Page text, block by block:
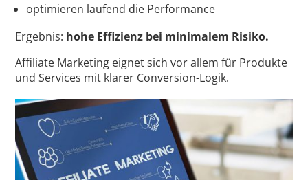
optimieren laufend die Performance
Ergebnis: hohe Effizienz bei minimalem Risiko.
Affiliate Marketing eignet sich vor allem für Produkte
und Services mit klarer Conversion-Logik.